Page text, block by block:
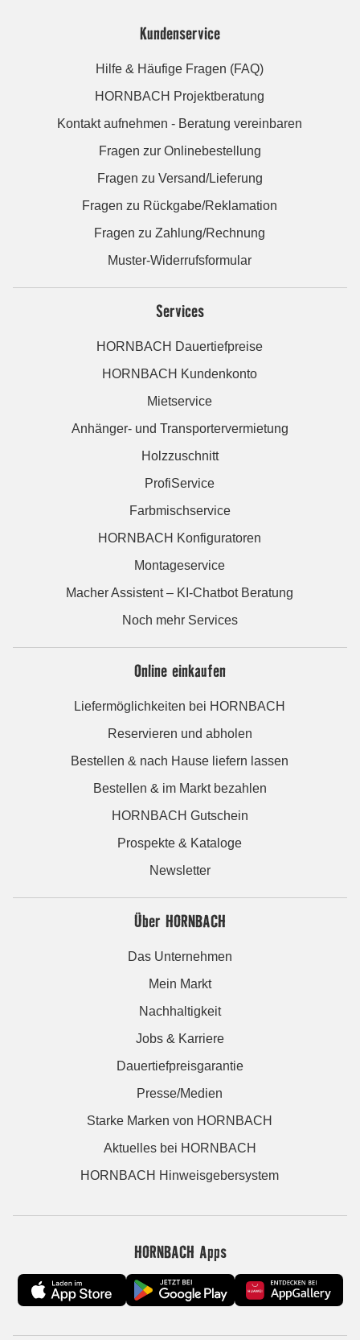
Kundenservice
Hilfe & Häufige Fragen (FAQ)
HORNBACH Projektberatung
Kontakt aufnehmen - Beratung vereinbaren
Fragen zur Onlinebestellung
Fragen zu Versand/Lieferung
Fragen zu Rückgabe/Reklamation
Fragen zu Zahlung/Rechnung
Muster-Widerrufsformular
Services
HORNBACH Dauertiefpreise
HORNBACH Kundenkonto
Mietservice
Anhänger- und Transportervermietung
Holzzuschnitt
ProfiService
Farbmischservice
HORNBACH Konfiguratoren
Montageservice
Macher Assistent – KI-Chatbot Beratung
Noch mehr Services
Online einkaufen
Liefermöglichkeiten bei HORNBACH
Reservieren und abholen
Bestellen & nach Hause liefern lassen
Bestellen & im Markt bezahlen
HORNBACH Gutschein
Prospekte & Kataloge
Newsletter
Über HORNBACH
Das Unternehmen
Mein Markt
Nachhaltigkeit
Jobs & Karriere
Dauertiefpreisgarantie
Presse/Medien
Starke Marken von HORNBACH
Aktuelles bei HORNBACH
HORNBACH Hinweisgebersystem
HORNBACH Apps